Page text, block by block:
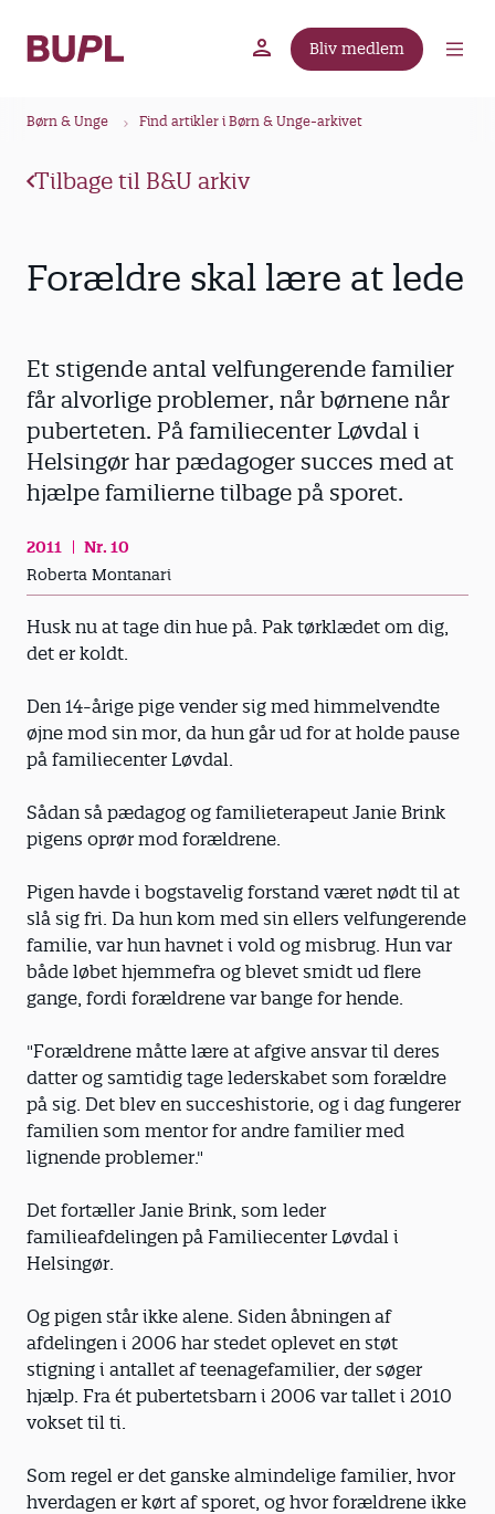
Bliv medlem
Børn & Unge Find artikler i Børn & Unge-arkivet
Tilbage til B&U arkiv
Forældre skal lære at lede
Et stigende antal velfungerende familier
får alvorlige problemer, når børnene når
puberteten. På familiecenter Løvdal i
Helsingør har pædagoger succes med at
hjælpe familierne tilbage på sporet.
2011
Nr. 10
Roberta Montanari
Husk nu at tage din hue på. Pak tørklædet om dig,
det er koldt.
Den 14-årige pige vender sig med himmelvendte
øjne mod sin mor, da hun går ud for at holde pause
på familiecenter Løvdal.
Sådan så pædagog og familieterapeut Janie Brink
pigens oprør mod forældrene.
Pigen havde i bogstavelig forstand været nødt til at
slå sig fri. Da hun kom med sin ellers velfungerende
familie, var hun havnet i vold og misbrug. Hun var
både løbet hjemmefra og blevet smidt ud flere
gange, fordi forældrene var bange for hende.
"Forældrene måtte lære at afgive ansvar til deres
datter og samtidig tage lederskabet som forældre
på sig. Det blev en succeshistorie, og i dag fungerer
familien som mentor for andre familier med
lignende problemer."
Det fortæller Janie Brink, som leder
familieafdelingen på Familiecenter Løvdal i
Helsingør.
Og pigen står ikke alene. Siden åbningen af
afdelingen i 2006 har stedet oplevet en støt
stigning i antallet af teenagefamilier, der søger
hjælp. Fra ét pubertetsbarn i 2006 var tallet i 2010
vokset til ti.
Som regel er det ganske almindelige familier, hvor
hverdagen er kørt af sporet, og hvor forældrene ikke